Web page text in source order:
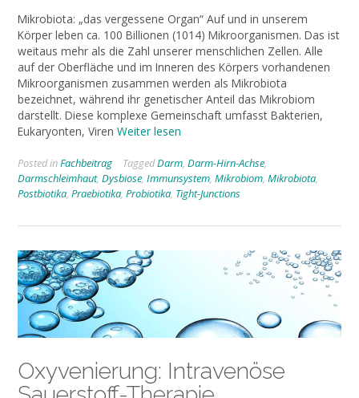
Mikrobiota: „das vergessene Organ“ Auf und in unserem
Körper leben ca. 100 Billionen (1014) Mikroorganismen. Das ist
weitaus mehr als die Zahl unserer menschlichen Zellen. Alle
auf der Oberfläche und im Inneren des Körpers vorhandenen
Mikroorganismen zusammen werden als Mikrobiota
bezeichnet, während ihr genetischer Anteil das Mikrobiom
darstellt. Diese komplexe Gemeinschaft umfasst Bakterien,
Eukaryonten, Viren Weiter lesen
Posted inFachbeitrag TaggedDarm, Darm-Hirn-Achse,
Darmschleimhaut, Dysbiose, Immunsystem, Mikrobiom, Mikrobiota,
Postbiotika, Praebiotika, Probiotika, Tight-Junctions
Oxyvenierung: Intravenöse